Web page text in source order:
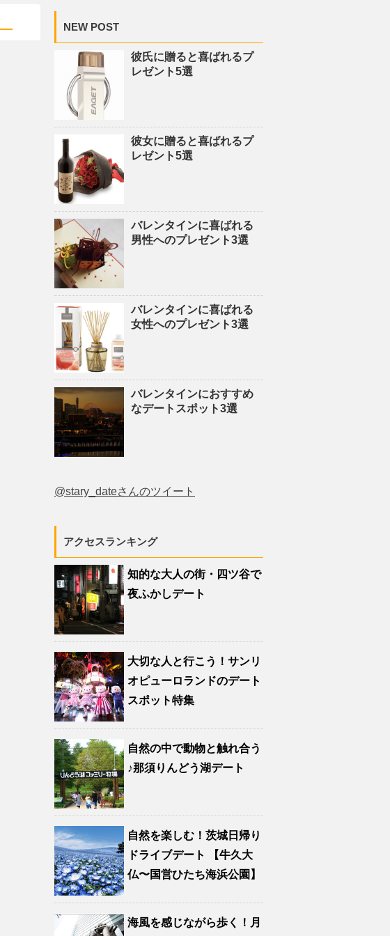
NEW POST
彼氏に贈ると喜ばれるプ
レゼント5選
彼女に贈ると喜ばれるプ
レゼント5選
バレンタインに喜ばれる
男性へのプレゼント3選
バレンタインに喜ばれる
女性へのプレゼント3選
バレンタインにおすすめ
なデートスポット3選
@stary_dateさんのツイート
アクセスランキング
知的な大人の街・四ツ谷で
夜ふかしデート
大切な人と行こう！サンリ
オピューロランドのデート
スポット特集
自然の中で動物と触れ合う
♪那須りんどう湖デート
自然を楽しむ！茨城日帰り
ドライブデート 【牛久大
仏〜国営ひたち海浜公園】
海風を感じながら歩く！月